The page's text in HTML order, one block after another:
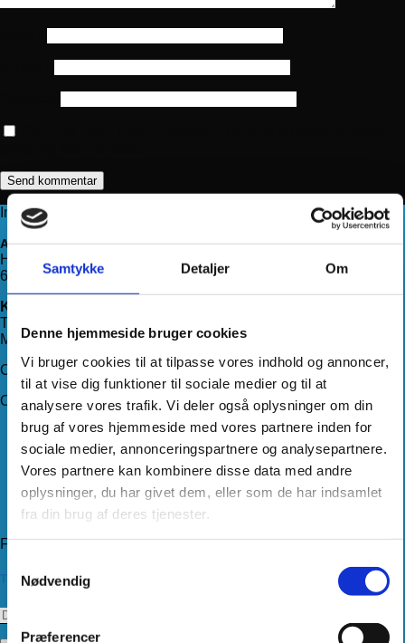
Samtykke Detaljer Om
Denne hjemmeside bruger cookies
Vi bruger cookies til at tilpasse vores indhold og annoncer,
til at vise dig funktioner til sociale medier og til at
analysere vores trafik. Vi deler også oplysninger om din
brug af vores hjemmeside med vores partnere inden for
sociale medier, annonceringspartnere og analysepartnere.
Vores partnere kan kombinere disse data med andre
oplysninger, du har givet dem, eller som de har indsamlet
fra din brug af deres tjenester.
Nødvendig
Præferencer
Information
Adresse
Haderslevvej 78, st.
6200 Aabenraa
Kontakt os
Telefon:
Mail:kundeservice@hjemmeudstyr.dk
CVR: 33994680
Om Hjemmeudstyr
Om os
Handelsbetingelser
Levering
Kundeservice
Returnering
Privatlivspolitik
Følg os
Tilmeld dig vores nyhedsbrev